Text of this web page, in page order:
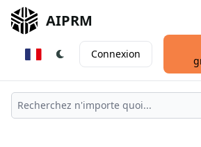
AIPRM
Connexion